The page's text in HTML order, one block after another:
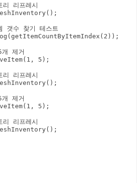
리프레시
갯수 찾기 테스트
제거
5);
리프레시
제거
5);
리프레시